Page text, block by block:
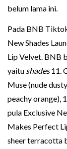
belum lama ini.
Pada BNB
New Shades
Lip Velvet. BNB
yaitu shades11.
Muse (nude
peachy orange),
pula Exclusive
Makes Perfect
sheer terracotta